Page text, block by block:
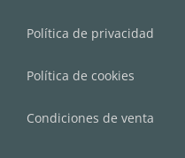
Política de privacidad
Política de cookies
Condiciones de venta